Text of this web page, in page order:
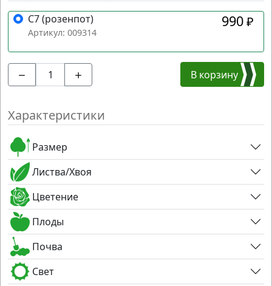
C7 (розенпот)
Артикул: 009314
990₽
В корзину
Характеристики
Размер
Листва/Хвоя
Цветение
Плоды
Почва
Свет